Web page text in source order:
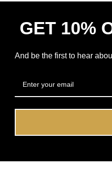
GET 10%
And be the first to hear